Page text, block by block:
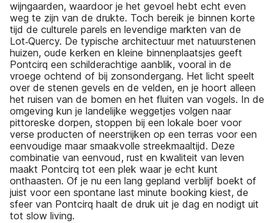
wijngaarden, waardoor je het gevoel hebt echt even
weg te zijn van de drukte. Toch bereik je binnen korte
tijd de culturele parels en levendige markten van de
Lot‑Quercy. De typische architectuur met natuurstenen
huizen, oude kerken en kleine binnenplaatsjes geeft
Pontcirq een schilderachtige aanblik, vooral in de
vroege ochtend of bij zonsondergang. Het licht speelt
over de stenen gevels en de velden, en je hoort alleen
het ruisen van de bomen en het fluiten van vogels. In de
omgeving kun je landelijke weggetjes volgen naar
pittoreske dorpen, stoppen bij een lokale boer voor
verse producten of neerstrijken op een terras voor een
eenvoudige maar smaakvolle streekmaaltijd. Deze
combinatie van eenvoud, rust en kwaliteit van leven
maakt Pontcirq tot een plek waar je echt kunt
onthaasten. Of je nu een lang gepland verblijf boekt of
juist voor een spontane last minute booking kiest, de
sfeer van Pontcirq haalt de druk uit je dag en nodigt uit
tot slow living.